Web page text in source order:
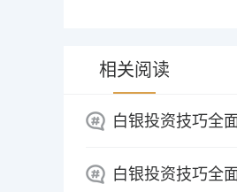
相关阅读
白银投资技巧全
白银投资技巧全